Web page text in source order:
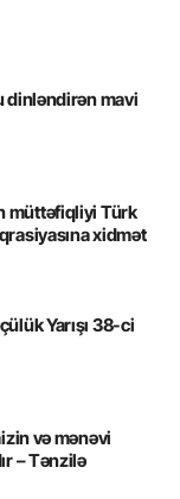
dinləndirən mavi
müttəfiqliyi Türk
xidmət
Yarışı 38-ci
və mənəvi
– Tənzilə